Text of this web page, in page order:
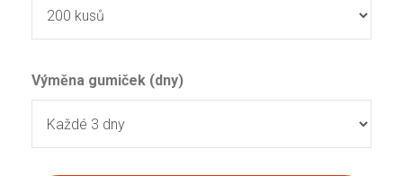
Výměna gumiček (dny)